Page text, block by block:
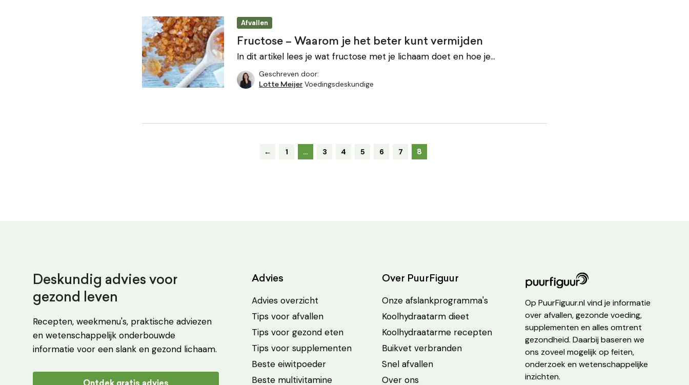
Afvallen
Fructose – Waarom je het beter kunt vermijden
In dit artikel lees je wat fructose met je lichaam doet en hoe je…
Geschreven door:
Lotte Meijer Voedingsdeskundige
← 1 … 3 4 5 6 7 8
Deskundig advies voor
gezond leven
Recepten, weekmenu's, praktische adviezen
en wetenschappelijk onderbouwde
informatie voor een slank en gezond lichaam.
Advies
Advies overzicht
Tips voor afvallen
Tips voor gezond eten
Tips voor supplementen
Beste eiwitpoeder
Beste multivitamine
Over PuurFiguur
Onze afslankprogramma's
Koolhydraatarm dieet
Koolhydraatarme recepten
Buikvet verbranden
Snel afvallen
Over ons
Op PuurFiguur.nl vind je informatie
over afvallen, gezonde voeding,
supplementen en alles omtrent
gezondheid. Daarbij baseren we
ons zoveel mogelijk op feiten,
onderzoek en wetenschappelijke
inzichten.